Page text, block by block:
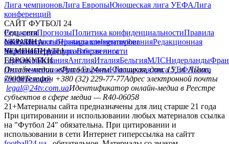
Лига чемпионовЛига ЕвропыЮношеская лига УЕФАЛига
конференций
САЙТ ФУТБОЛ 24
РедакцияПрогнозыПолитика конфиденциальностиПравила
сайтуКонтактыПравила комментированияРедакционная
политикаСтруктура собственности
Соц. сети
facebookxyoutubeinstagramtelegramviber
УКРАИНА
УкраинаПервая лигаВторая лига
ЧЕМПИОНАТЫ
ГерманияИспанияАнглияИталияБельгияМЛСНидерланды
ЕВРОКУБКИ
Лига чемпионовЛига ЕвропыЮношеская лига УЕФАЛига
конференций
Онлайн-медиа «Футбол 24»пл. Галицкая, дом. 15, м. Львов,
79008Телефон +380 (32) 229-77-77Адрес электронной почты
legal@24tv.com.uaИдентификатор онлайн-медиа в Реестре
субъектов в сфере медиа — R40-06058
21+Материалы сайта предназначены для лиц старше 21 года
При цитировании и использовании любых материалов ссылка
на "Футбол 24" обязательна. При цитировании и
использовании в сети Интернет гиперссылка на сайтт